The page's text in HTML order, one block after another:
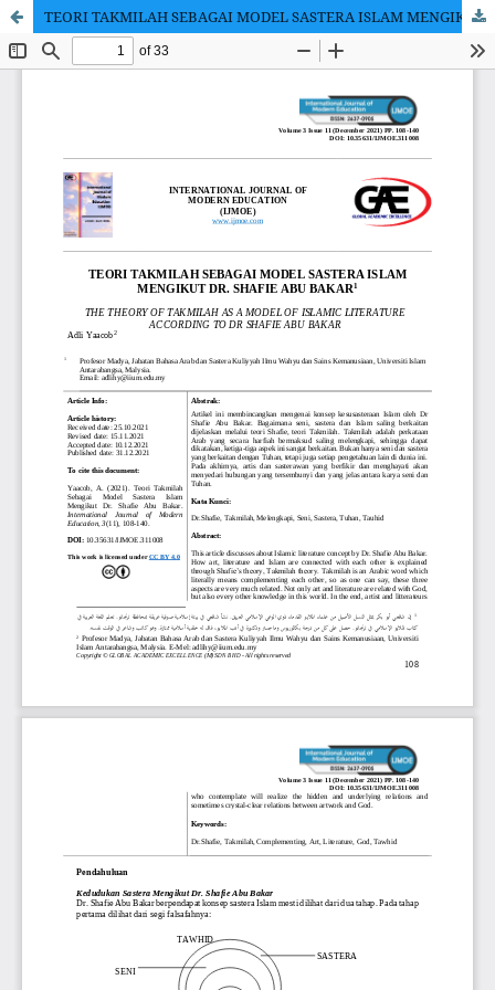
TEORI TAKMILAH SEBAGAI MODEL SASTERA ISLAM MENGIKUT DR. SHAFIE ABU BAKAR